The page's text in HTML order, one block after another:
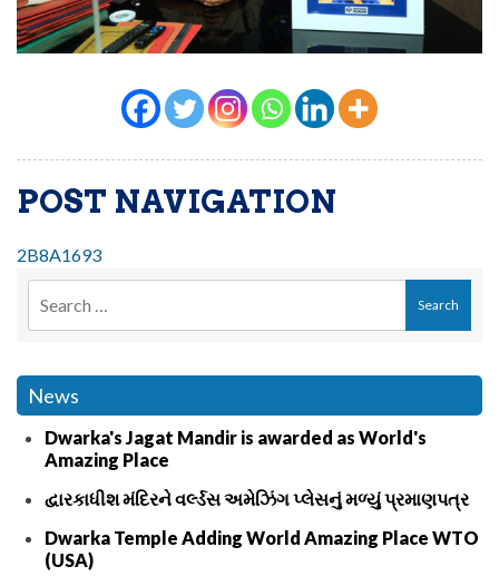
POST NAVIGATION
2B8A1693
News
Dwarka's Jagat Mandir is awarded as World's
Amazing Place
દ્વારકાધીશ મંદિરને વર્લ્ડસ અમેઝિંગ પ્લેસનું મળ્યું પ્રમાણપત્ર
Dwarka Temple Adding World Amazing Place WTO
(USA)